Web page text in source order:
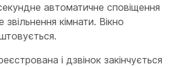
автоматичне сповіщення
кімнати. Вікно
і дзвінок закінчується